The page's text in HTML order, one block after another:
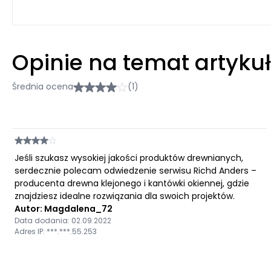
Opinie na temat
Średnia ocena (1)
Jeśli szukasz wysokiej jakości produktów drewnianych,
serdecznie polecam odwiedzenie serwisu Richd Anders –
producenta drewna klejonego i kantówki okiennej, gdzie
znajdziesz idealne rozwiązania dla swoich projektów.
Autor: Magdalena_72
Data dodania: 02.09.2022
Adres IP: ***.***.55.253